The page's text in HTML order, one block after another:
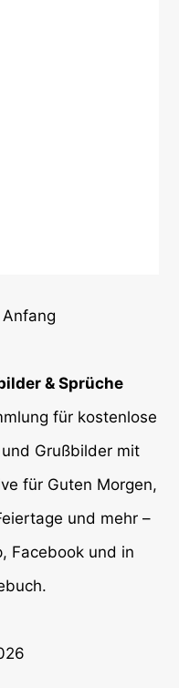
& Sprüche
für kostenlose
Grußbilder mit
für Guten Morgen,
und mehr –
Facebook und in